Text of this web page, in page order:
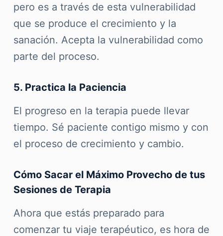
pero es a través de esta vulnerabilidad
que se produce el crecimiento y la
sanación. Acepta la vulnerabilidad como
parte del proceso.
5. Practica la Paciencia
El progreso en la terapia puede llevar
tiempo. Sé paciente contigo mismo y con
el proceso de crecimiento y cambio.
Cómo Sacar el Máximo Provecho de tus
Sesiones de Terapia
Ahora que estás preparado para
comenzar tu viaje terapéutico, es hora de